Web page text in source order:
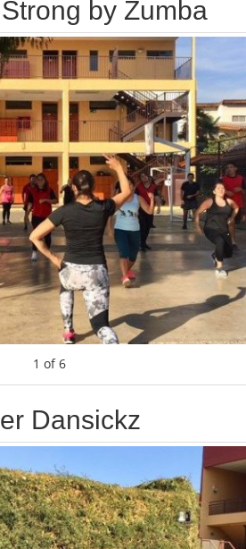
by Zumba
1 of 6
Dansickz